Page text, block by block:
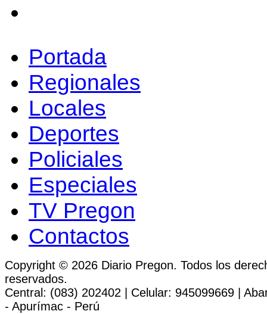
Portada
Regionales
Locales
Deportes
Policiales
Especiales
TV Pregon
Contactos
Copyright © 2026 Diario Pregon. Todos los
reservados.
Central: (083) 202402 | Celular: 945099669 |
- Apurímac - Perú